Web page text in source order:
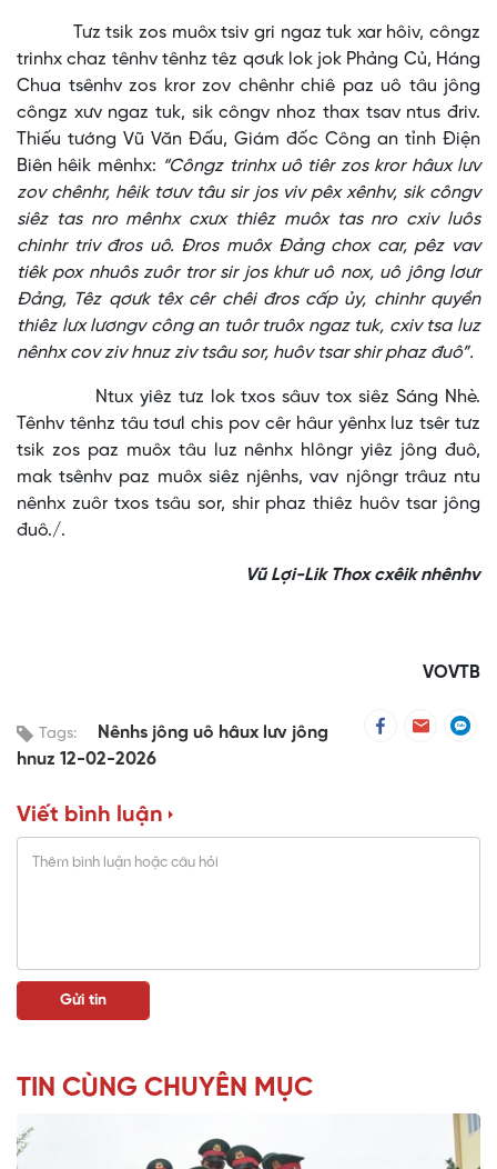
Tưz tsik zos muôx tsiv gri ngaz tuk xar hôiv, côngz
trinhx chaz tênhv tênhz têz qơưk lok jok Phảng Củ, Háng
Chua tsênhv zos kror zov chênhr chiê paz uô tâu jông
côngz xưv ngaz tuk, sik côngv nhoz thax tsav ntus đriv.
Thiếu tướng Vũ Văn Đấu, Giám đốc Công an tỉnh Điện
Biên hêik mênhx: “Côngz trinhx uô tiêr zos kror hâux lưv
zov chênhr, hêik tơưv tâu sir jos viv pêx xênhv, sik côngv
siêz tas nro mênhx cxưx thiêz muôx tas nro cxiv luôs
chinhr triv đros uô. Đros muôx Đảng chox car, pêz vav
tiêk pox nhuôs zuôr tror sir jos khưr uô nox, uô jông lơưr
Đảng, Têz qơưk têx cêr chêi đros cấp ủy, chinhr quyền
thiêz lưx lươngv công an tuôr truôx ngaz tuk, cxiv tsa luz
nênhx cov ziv hnuz ziv tsâu sor, huôv tsar shir phaz đuô”.
Ntux yiêz tưz lok txos sâuv tox siêz Sáng Nhè.
Tênhv tênhz tâu tơưl chis pov cêr hâur yênhx luz tsêr tưz
tsik zos paz muôx tâu luz nênhx hlôngr yiêz jông đuô,
mak tsênhv paz muôx siêz njênhs, vav njôngr trâuz ntu
nênhx zuôr txos tsâu sor, shir phaz thiêz huôv tsar jông
đuô./.
Vũ Lợi-Lik Thox cxêik nhênhv
VOVTB
Tags:
Nênhs jông uô hâux lưv jông
hnuz 12-02-2026
Viết bình luận
TIN CÙNG CHUYÊN MỤC